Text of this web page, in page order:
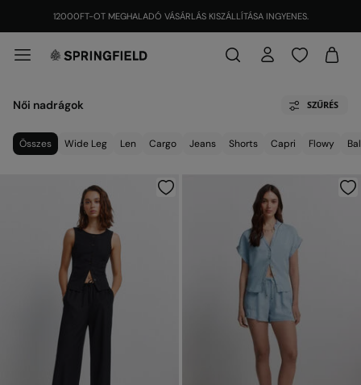
12000FT-OT MEGHALADÓ VÁSÁRLÁS KISZÁLLÍTÁSA INGYENES.
Női nadrágok SZŰRÉS
Összes Wide Leg Len Cargo Jeans Shorts Capri Flowy